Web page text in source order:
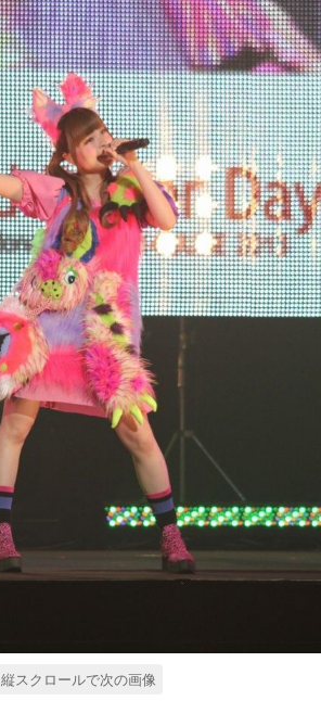
縦スクロールで次の画像